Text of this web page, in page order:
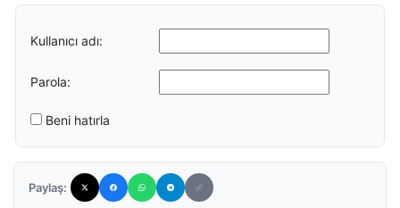
Kullanıcı adı:
Parola:
Beni hatırla
Paylaş: